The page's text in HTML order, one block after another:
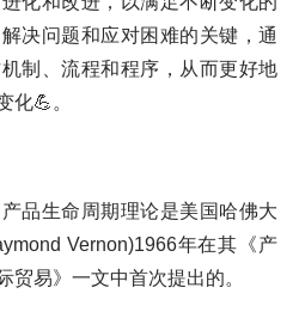
决问题和应对困难的关键，通
制、流程和程序，从而更好地
化💪。
品生命周期理论是美国哈佛大
Vernon)1966年在其《产
贸易》一文中首次提出的。